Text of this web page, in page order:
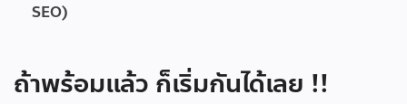
SEO)
ถ้าพร้อมแล้ว ก็เริ่มกันได้เลย !!